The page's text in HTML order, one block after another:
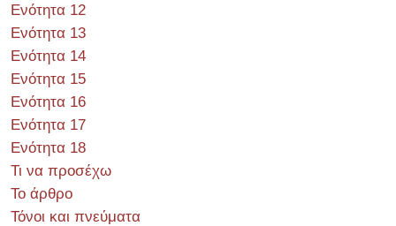
Ενότητα 12
Ενότητα 13
Ενότητα 14
Ενότητα 15
Ενότητα 16
Ενότητα 17
Ενότητα 18
Τι να προσέχω
Το άρθρο
Τόνοι και πνεύματα